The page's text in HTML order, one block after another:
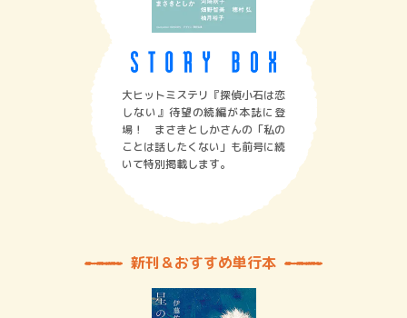
大ヒットミステリ『探偵小石は恋
しない』待望の続編が本誌に登
場！ まさきとしかさんの「私の
ことは話したくない」も前号に続
いて特別掲載します。
新刊＆おすすめ単行本